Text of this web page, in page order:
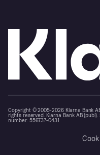
Copyright © 2005-2026 Klarna Bank
rights reserved. Klarna Bank AB (publ).
number: 556737-0431